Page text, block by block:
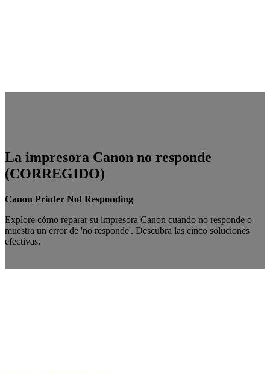
La impresora Canon no responde
(CORREGIDO)
Canon Printer Not Responding
Explore cómo reparar su impresora Canon cuando no responde o
muestra un error de 'no responde'. Descubra las cinco soluciones
efectivas.